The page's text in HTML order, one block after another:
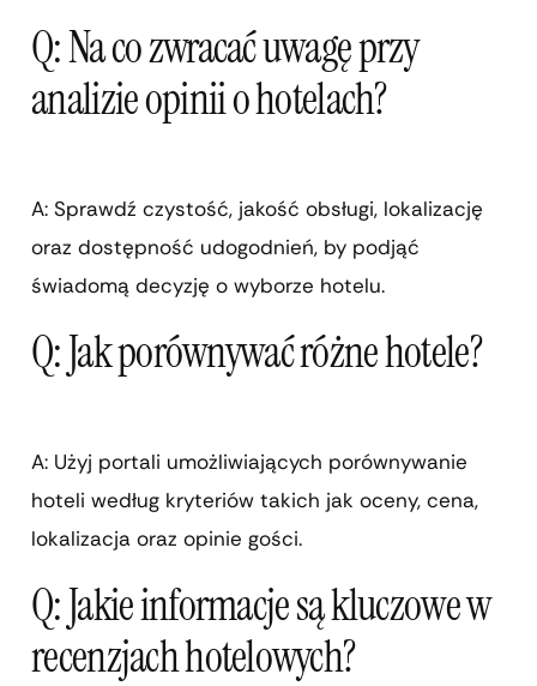
Q: Na co zwracać uwagę przy
analizie opinii o hotelach?
A: Sprawdź czystość, jakość obsługi, lokalizację
oraz dostępność udogodnień, by podjąć
świadomą decyzję o wyborze hotelu.
Q: Jak porównywać różne hotele?
A: Użyj portali umożliwiających porównywanie
hoteli według kryteriów takich jak oceny, cena,
lokalizacja oraz opinie gości.
Q: Jakie informacje są kluczowe w
recenzjach hotelowych?